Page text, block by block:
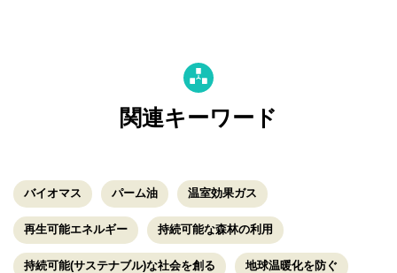
関連キーワード
バイオマス パーム油 温室効果ガス
再生可能エネルギー 持続可能な森林の利用
持続可能(サステナブル)な社会を創る 地球温暖化を防ぐ